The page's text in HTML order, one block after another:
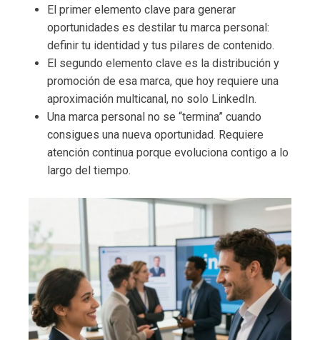
El primer elemento clave para generar
oportunidades es destilar tu marca personal:
definir tu identidad y tus pilares de contenido.
El segundo elemento clave es la distribución y
promoción de esa marca, que hoy requiere una
aproximación multicanal, no solo LinkedIn.
Una marca personal no se “termina” cuando
consigues una nueva oportunidad. Requiere
atención continua porque evoluciona contigo a lo
largo del tiempo.